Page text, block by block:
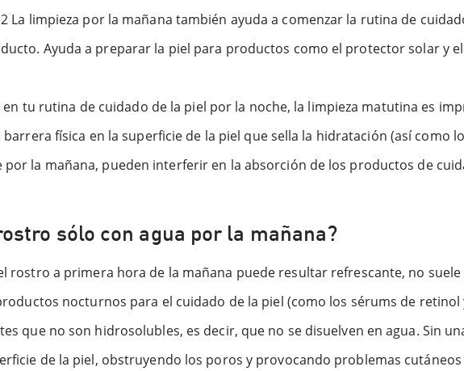
La limpieza por la mañana también ayuda a comenzar la rutina de
Ayuda a preparar la piel para productos como el protector solar y
tu rutina de cuidado de la piel por la noche, la limpieza matutina es
física en la superficie de la piel que sella la hidratación (así como
la mañana, pueden interferir en la absorción de los productos de
sólo con agua por la mañana?
rostro a primera hora de la mañana puede resultar refrescante, no
nocturnos para el cuidado de la piel (como los sérums de
que no son hidrosolubles, es decir, que no se disuelven en agua. Sin
de la piel, obstruyendo los poros y provocando problemas